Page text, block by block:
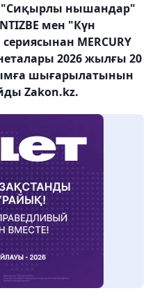
"Сиқырлы нышандар"
мен "Күн
MERCURY
2026 жылғы 20
шығарылатынын
Zakon.kz.